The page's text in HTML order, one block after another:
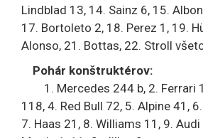
Lindblad 13, 14. Sainz 6, 15.
17. Bortoleto 2, 18. Perez 1, 19.
Alonso, 21. Bottas, 22. Stroll
Pohár konštruktérov:
1. Mercedes 244 b, 2. Ferrari
118, 4. Red Bull 72, 5. Alpine 41,
7. Haas 21, 8. Williams 11, 9.